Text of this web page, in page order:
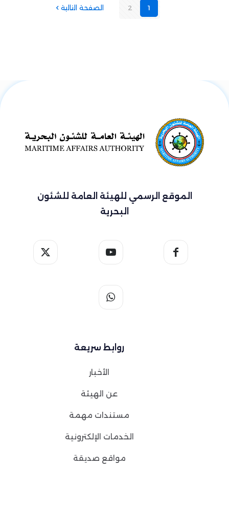
1
2 الصفحة التالية
الموقع الرسمي للهيئة العامة للشئون
البحرية
روابط سريعة
الأخبار
عن الهيئة
مستندات مهمة
الخدمات الإلكترونية
مواقع صديقة